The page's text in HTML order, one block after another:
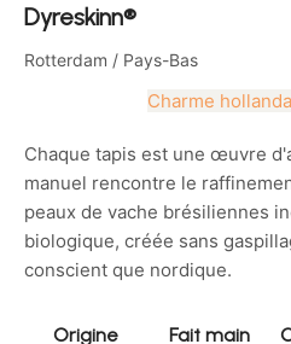
Dyreskinn®
Rotterdam / Pays-Bas
Charme
Chaque tapis est une œuvre
manuel rencontre le
peaux de vache brésiliennes
biologique, créée sans
conscient que nordique.
Origine
Fait main